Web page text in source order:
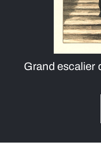
Grand escalier